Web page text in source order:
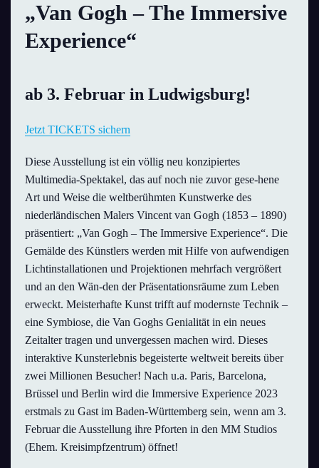
„Van Gogh – The Immersive
Experience“
ab 3. Februar in Ludwigsburg!
Jetzt TICKETS sichern
Diese Ausstellung ist ein völlig neu konzipiertes
Multimedia-Spektakel, das auf noch nie zuvor gese-hene
Art und Weise die weltberühmten Kunstwerke des
niederländischen Malers Vincent van Gogh (1853 – 1890)
präsentiert: „Van Gogh – The Immersive Experience“. Die
Gemälde des Künstlers werden mit Hilfe von aufwendigen
Lichtinstallationen und Projektionen mehrfach vergrößert
und an den Wän-den der Präsentationsräume zum Leben
erweckt. Meisterhafte Kunst trifft auf modernste Technik –
eine Symbiose, die Van Goghs Genialität in ein neues
Zeitalter tragen und unvergessen machen wird. Dieses
interaktive Kunsterlebnis begeisterte weltweit bereits über
zwei Millionen Besucher! Nach u.a. Paris, Barcelona,
Brüssel und Berlin wird die Immersive Experience 2023
erstmals zu Gast im Baden-Württemberg sein, wenn am 3.
Februar die Ausstellung ihre Pforten in den MM Studios
(Ehem. Kreisimpfzentrum) öffnet!